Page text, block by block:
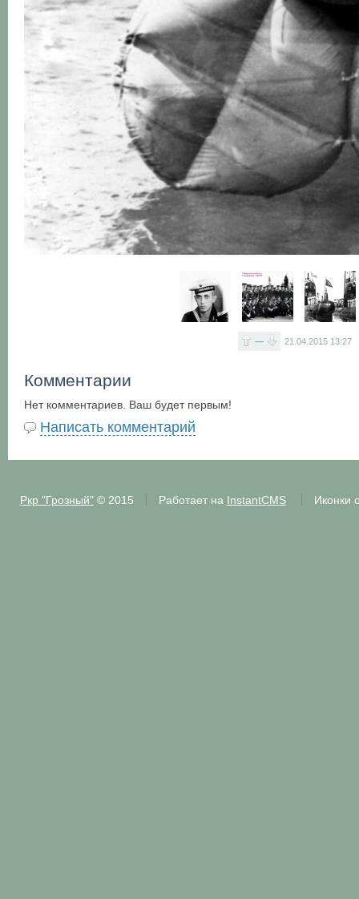
— 21.04.2015 13:27
Комментарии
Нет комментариев. Ваш будет первым!
Написать комментарий
Ркр "Грозный"© 2015 Работает на InstantCMS Иконки